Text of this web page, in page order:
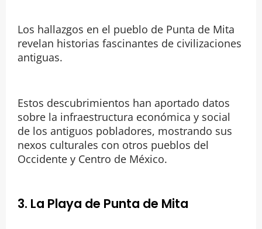
Los hallazgos en el pueblo de Punta de Mita
revelan historias fascinantes de civilizaciones
antiguas.
Estos descubrimientos han aportado datos
sobre la infraestructura económica y social
de los antiguos pobladores, mostrando sus
nexos culturales con otros pueblos del
Occidente y Centro de México.
3. La Playa de Punta de Mita